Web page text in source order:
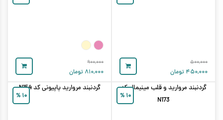
۵۰۰,۰۰۰
۴۵۰,۰۰۰ تومان
۹۰۰,۰۰۰
۸۱۰,۰۰۰ تومان
۱۰ %
گردنبند مروارید و قلب مینیمال کد
N173
۱۰ %
گردنبند مروارید پاپیونی کد N154